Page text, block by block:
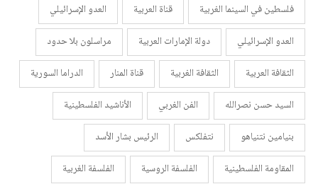
فلسطين في السينما الغربية
قناة العربية
العدو الإسرائيلي
العدو الإسرائيلي
دولة الإمارات العربية
مراسلون بلا حدود
الثقافة العربية
الثقافة الغربية قناة المنار
الدراما السورية
السيد حسن نصرالله
الفن الغربي
الأناشيد الفلسطينية
بنيامين نتنياهو
نتفلكس
الرئيس بشار الأسد
المقاومة الفلسطينية
الفلسفة الروسية
الفلسفة الغربية